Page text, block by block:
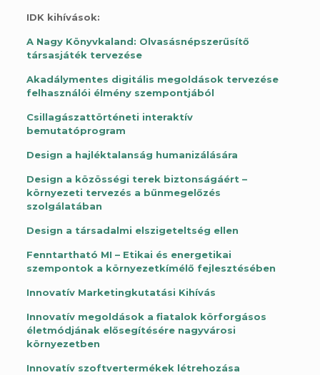
IDK kihívások:
A Nagy Könyvkaland: Olvasásnépszerűsítő
társasjáték tervezése
Akadálymentes digitális megoldások tervezése
felhasználói élmény szempontjából
Csillagászattörténeti interaktív
bemutatóprogram
Design a hajléktalanság humanizálására
Design a közösségi terek biztonságáért –
környezeti tervezés a bűnmegelőzés
szolgálatában
Design a társadalmi elszigeteltség ellen
Fenntartható MI – Etikai és energetikai
szempontok a környezetkímélő fejlesztésében
Innovatív Marketingkutatási Kihívás
Innovatív megoldások a fiatalok körforgásos
életmódjának elősegítésére nagyvárosi
környezetben
Innovatív szoftvertermékek létrehozása